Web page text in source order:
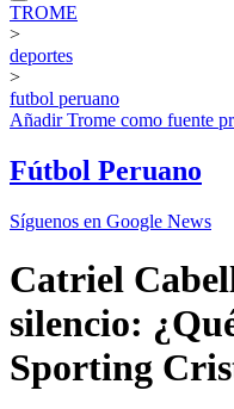
TROME
>
deportes
>
futbol peruano
AñadirTrome como fuente
Fútbol Peruano
Síguenos en Google News
Catriel
silencio:
Sporting